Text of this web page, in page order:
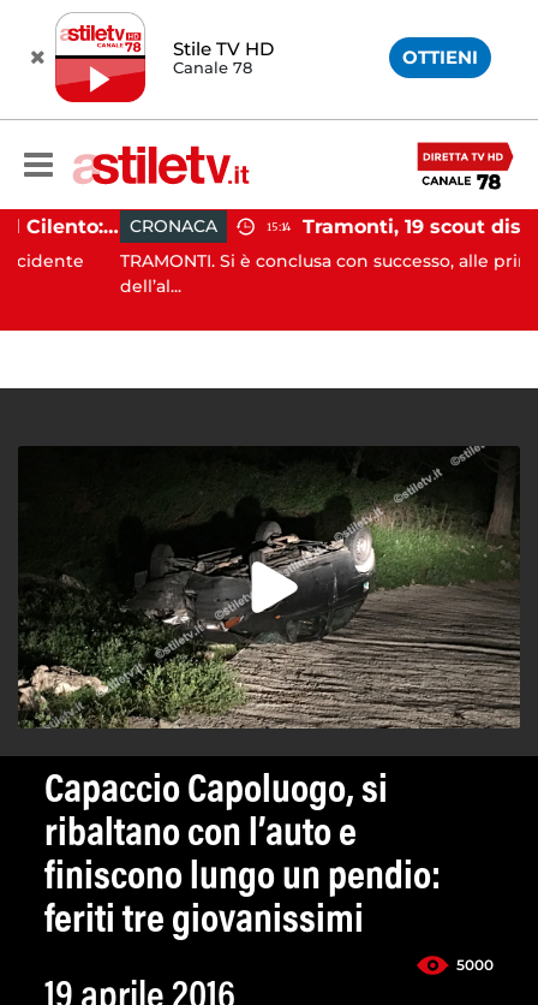
Stile TV HD
Canale 78 OTTIENI
Incidente agricolo nel Cilento: trattore si ribalta, muore 71enne CRONACA 15:14
TRAMONTI. Si è conclusa con successo, alle prime luci
dell’al...
Capaccio Capoluogo, si
ribaltano con l’auto e
finiscono lungo un pendio:
feriti tre giovanissimi
5000